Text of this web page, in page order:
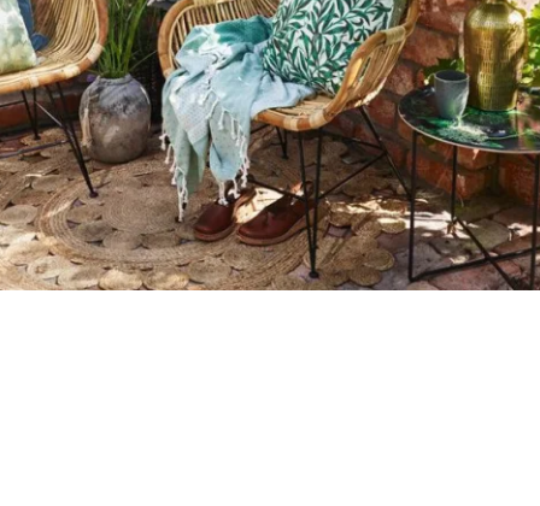
Maison En Ville
Méli-Mélo Suédois
Publi Reportage
Tendance
Interieurs Scandinaves
La Décoration Selon Votre Signe Astrologique
Les Trouvailles Déco Du Jour
Loft
Maison Appartement Écologique
Maison Container/container House
Maison D'hôtes
Maison Et Appartement Vintage
On Décode La Déco
Petite Surface
Piscine Question De Style
Renovation
Revue De Week End
Tiny House